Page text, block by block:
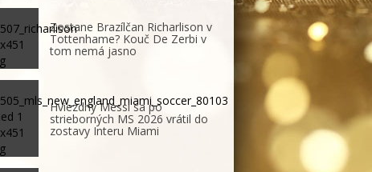
Zostane Brazílčan Richarlison v
Tottenhame? Kouč De Zerbi v
tom nemá jasno
Hviezdny Messi sa po
strieborných MS 2026 vrátil do
zostavy Interu Miami